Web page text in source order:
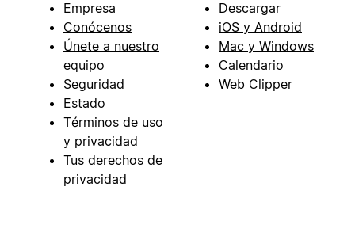
Empresa
Conócenos
Únete a nuestro
equipo
Seguridad
Estado
Términos de uso
y privacidad
Tus derechos de
privacidad
Descargar
iOS y Android
Mac y Windows
Calendario
Web Clipper